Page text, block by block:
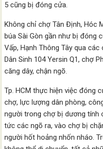
5 cũng bị đóng cửa.
Không chỉ chợ Tân Định, Hóc
búa Sài Gòn gần như bị đóng
Vấp, Hạnh Thông Tây qua
Dân Sinh 104 Yersin Q1, chợ
căng dây, chận ngõ.
Tp. HCM thực hiện việc đóng
chợ, lực lượng dân phòng,
người trong chợ bị dương tính
tức các ngõ ra, vào chợ bị
người hốt hoảng nhốn nháo.